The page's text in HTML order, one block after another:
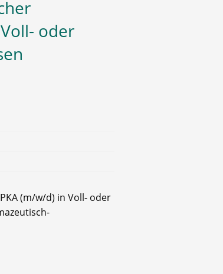
oder
(m/w/d) in Voll- oder